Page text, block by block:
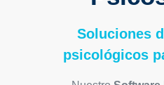
Soluciones
psicológicos